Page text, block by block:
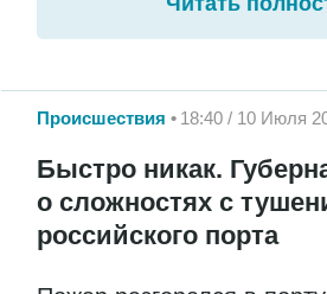
Происшествия 18:40 / 10 Июля
Быстро никак.
о сложностях с
российского порта